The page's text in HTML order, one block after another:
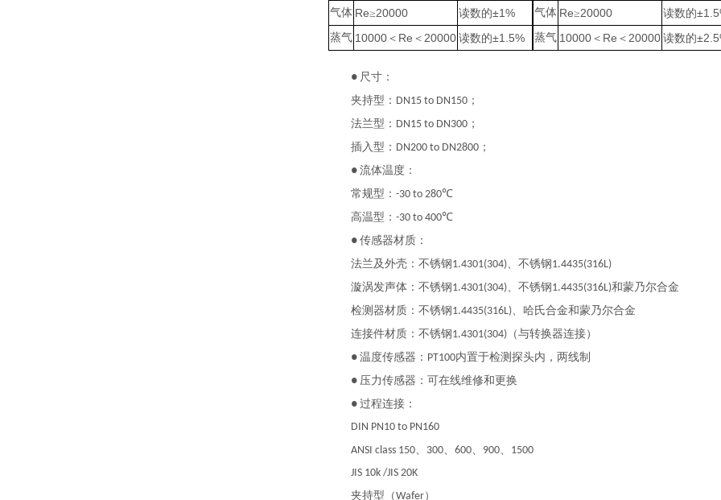
气体 Re≥20000 读数的±1%
蒸气 10000 ＜ Re ＜ 20000 读数的±1.5%
气体 Re≥20000 读数的
蒸气 10000 ＜ Re ＜ 20000 读数的
● 尺寸：
夹持型： DN15 to DN150 ；
法兰型： DN15 to DN300 ；
插入型： DN200 to DN2800 ；
● 流体温度：
常规型： -30 to 280℃
高温型： -30 to 400℃
● 传感器材质：
法兰及外壳：不锈钢 1.4301(304)、不锈钢 1.4435(316L)
漩涡发声体：不锈钢 1.4301(304)、不锈钢 1.4435(316L)和蒙乃尔合金
检测器材质：不锈钢 1.4435(316L)、哈氏合金和蒙乃尔合金
连接件材质：不锈钢 1.4301(304) （与转换器连接）
● 温度传感器： PT100内置于检测探头内，两线制
● 压力传感器：可在线维修和更换
● 过程连接：
DIN PN10 to PN160
ANSI class 150、 300、 600、 900、 1500
JIS 10k /JIS 20K
夹持型（Wafer）